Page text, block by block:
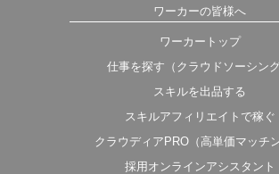
ワーカーの皆様へ
ワーカートップ
仕事を探す（クラウドソーシング
スキルを出品する
スキルアフィリエイトで稼ぐ
クラウディアPRO（高単価マッチン
採用オンラインアシスタント